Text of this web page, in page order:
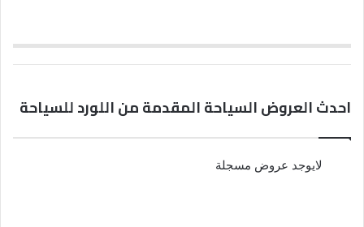
احدث العروض السياحة المقدمة من اللورد للسياحة
لايوجد عروض مسجلة